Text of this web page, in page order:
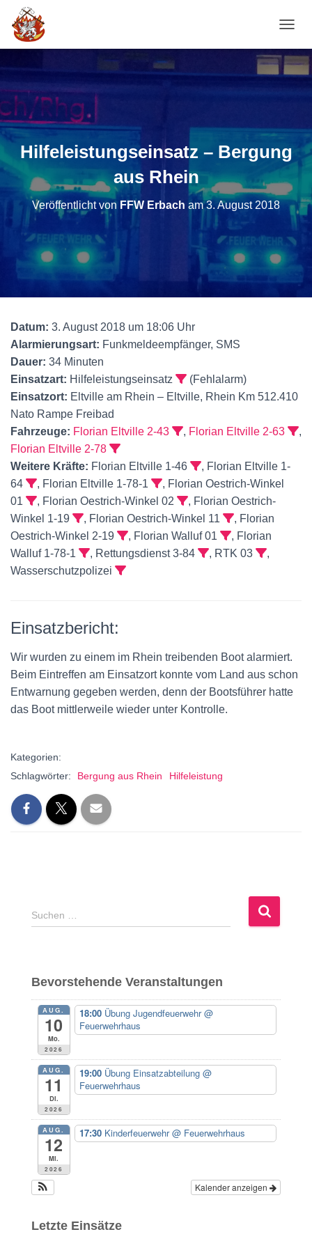
Hilfeleistungseinsatz – Bergung
aus Rhein
Veröffentlicht von FFW Erbach am3. August 2018
Datum: 3. August 2018 um 18:06 Uhr
Alarmierungsart: Funkmeldeempfänger, SMS
Dauer: 34 Minuten
Einsatzart: Hilfeleistungseinsatz
(Fehlalarm)
Einsatzort: Eltville am Rhein – Eltville, Rhein Km 512.410
Nato Rampe Freibad
Fahrzeuge: Florian Eltville 2-43 , Florian Eltville 2-63
,
Florian Eltville 2-78
Weitere Kräfte: Florian Eltville 1-46
, Florian Eltville 1-
64
, Florian Eltville 1-78-1
, Florian Oestrich-Winkel
01
, Florian Oestrich-Winkel 02
, Florian Oestrich-
Winkel 1-19
, Florian Oestrich-Winkel 11
, Florian
Oestrich-Winkel 2-19
, Florian Walluf 01
, Florian
Walluf 1-78-1
, Rettungsdienst 3-84 , RTK 03
,
Wasserschutzpolizei
Einsatzbericht:
Wir wurden zu einem im Rhein treibenden Boot alarmiert.
Beim Eintreffen am Einsatzort konnte vom Land aus schon
Entwarnung gegeben werden, denn der Bootsführer hatte
das Boot mittlerweile wieder unter Kontrolle.
Kategorien:
Schlagwörter:
Bergung aus Rhein Hilfeleistung
S
u
n
n
:
Suchen …
Bevorstehende Veranstaltungen
AUG.
10
Mo.
2026
18:00 Übung Jugendfeuerwehr@
Feuerwehrhaus
AUG.
11
Di.
2026
19:00 Übung Einsatzabteilung @
Feuerwehrhaus
AUG.
12
Mi.
2026
17:30 Kinderfeuerwehr@ Feuerwehrhaus
Kalender anzeigen
Letzte Einsätze